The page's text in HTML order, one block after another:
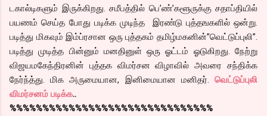
டகால்டிகளும் இருக்கிறது. சமீபத்தில் பெ’ண்’களூருக்கு சதாப்தியில்
பயணம் செய்த போது படிக்க முடிந்த இரண்டு புத்தஙகளில் ஒன்று.
படித்து மிகவும் இம்ப்ரசான ஒரு புத்தகம் தமிழ்மகனின்”வெட்டுப்புலி”.
படித்து முடித்த பின்னும் மனதினுள் ஒரு ஓட்டம் ஓடுகிறது. நேற்று
விஜயமகேந்திரனின் புத்தக விமர்சன விழாவில் அவரை சந்திக்க
நேர்ந்த்து. மிக அருமையான, இனிமையான மனிதர். வெட்டுப்புலி
விமர்சனம் படிக்க..
%%%%%%%%%%%%%%%%%%%%%%%%%%%%%%%